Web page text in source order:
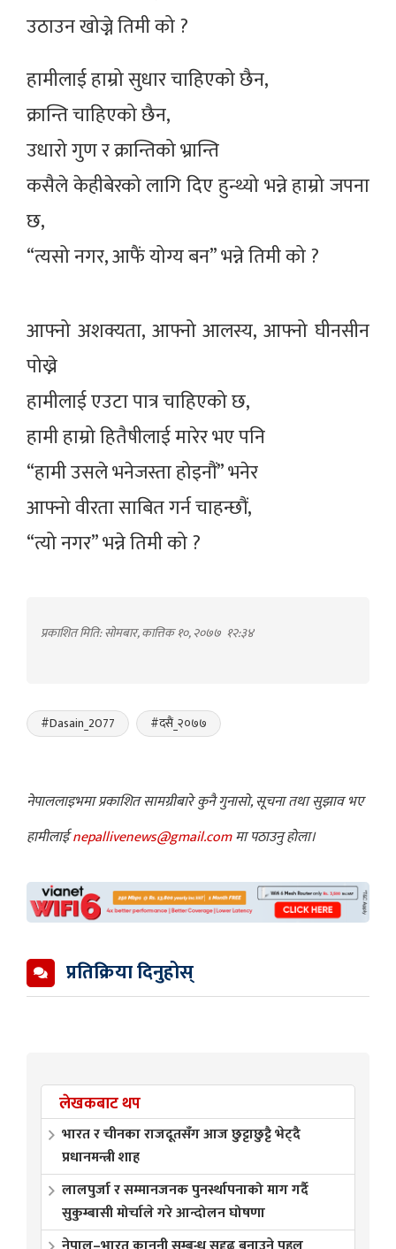
उठाउन खोज्ने तिमी को ?
हामीलाई हाम्रो सुधार चाहिएको छैन,
क्रान्ति चाहिएको छैन,
उधारो गुण र क्रान्तिको भ्रान्ति
कसैले केहीबेरको लागि दिए हुन्थ्यो भन्ने हाम्रो जपना
छ,
“त्यसो नगर, आफैं योग्य बन” भन्ने तिमी को ?
आफ्नो अशक्यता, आफ्नो आलस्य, आफ्नो घीनसीन
पोख्ने
हामीलाई एउटा पात्र चाहिएको छ,
हामी हाम्रो हितैषीलाई मारेर भए पनि
“हामी उसले भनेजस्ता होइनौं” भनेर
आफ्नो वीरता साबित गर्न चाहन्छौं,
“त्यो नगर” भन्ने तिमी को ?
प्रकाशित मिति: सोमबार, कात्तिक १०, २०७७ १२:३४
#Dasain_2077 #दसैं_२०७७
नेपाललाइभमा प्रकाशित सामग्रीबारे कुनै गुनासो, सूचना तथा सुझाव भए
हामीलाईnepallivenews@gmail.comमा पठाउनु होला।
प्रतिक्रिया दिनुहोस्
लेखकबाट थप
भारत र चीनका राजदूतसँग आज छुट्टाछुट्टै भेट्दै
प्रधानमन्त्री शाह
लालपुर्जा र सम्मानजनक पुनर्स्थापनाको माग गर्दै
सुकुम्बासी मोर्चाले गरे आन्दोलन घोषणा